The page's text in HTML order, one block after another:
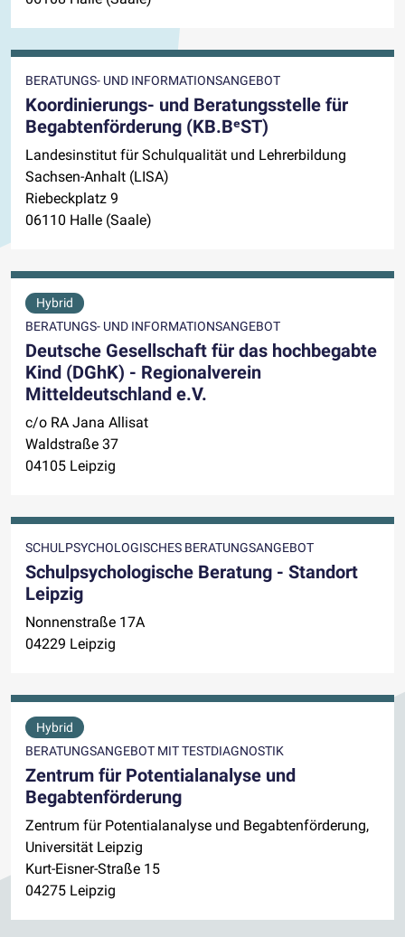
BERATUNGS- UND INFORMATIONSANGEBOT
Koordinierungs- und Beratungsstelle für
Begabtenförderung (KB.BᵉST)
Landesinstitut für Schulqualität und Lehrerbildung
Sachsen-Anhalt (LISA)
Riebeckplatz 9
06110 Halle (Saale)
Hybrid
BERATUNGS- UND INFORMATIONSANGEBOT
Deutsche Gesellschaft für das hochbegabte
Kind (DGhK) - Regionalverein
Mitteldeutschland e.V.
c/o RA Jana Allisat
Waldstraße 37
04105 Leipzig
SCHULPSYCHOLOGISCHES BERATUNGSANGEBOT
Schulpsychologische Beratung - Standort
Leipzig
Nonnenstraße 17A
04229 Leipzig
Hybrid
BERATUNGSANGEBOT MIT TESTDIAGNOSTIK
Zentrum für Potentialanalyse und
Begabtenförderung
Zentrum für Potentialanalyse und Begabtenförderung,
Universität Leipzig
Kurt-Eisner-Straße 15
04275 Leipzig